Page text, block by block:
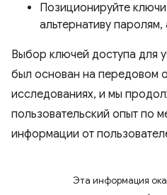
Позиционируйте
альтернативу паролям,
Выбор ключей доступа для
был основан на передовом
исследованиях, и мы
пользовательский опыт по
информации от
Эта информация